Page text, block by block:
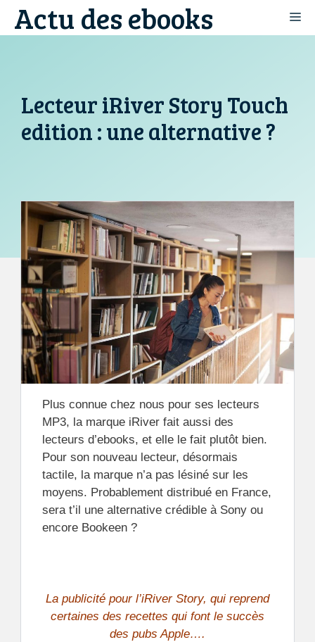
AllerActu des ebooks
Lecteur iRiver Story Touch
edition : une alternative ?
Plus connue chez nous pour ses lecteurs
MP3, la marque iRiver fait aussi des
lecteurs d’ebooks, et elle le fait plutôt bien.
Pour son nouveau lecteur, désormais
tactile, la marque n’a pas lésiné sur les
moyens. Probablement distribué en France,
sera t’il une alternative crédible à Sony ou
encore Bookeen ?
La publicité pour l’iRiver Story, qui reprend
certaines des recettes qui font le succès
des pubs Apple….